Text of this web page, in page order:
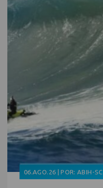
06.AGO.26 | POR: ABIH-SC